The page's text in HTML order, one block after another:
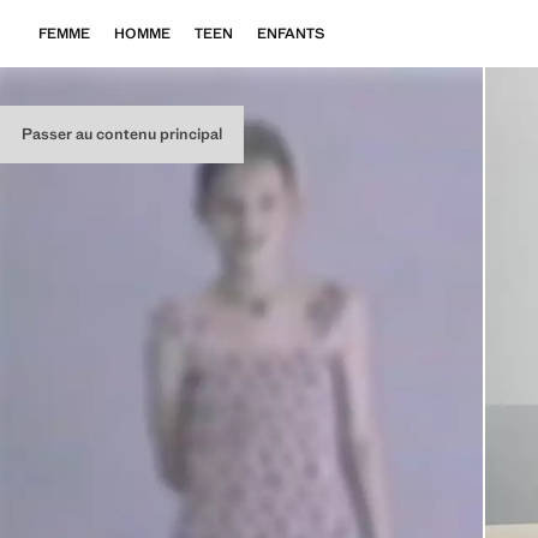
Passer au contenu principal
FEMME HOMME TEEN ENFANTS